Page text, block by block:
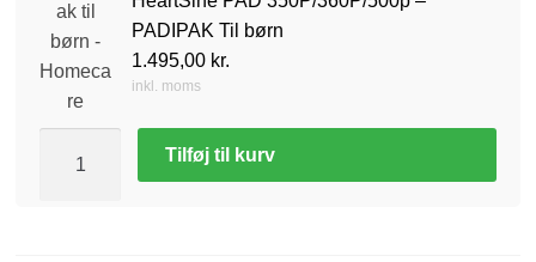
PADIPAK Til børn
1.495,00 kr.
inkl. moms
Tilføj til kurv